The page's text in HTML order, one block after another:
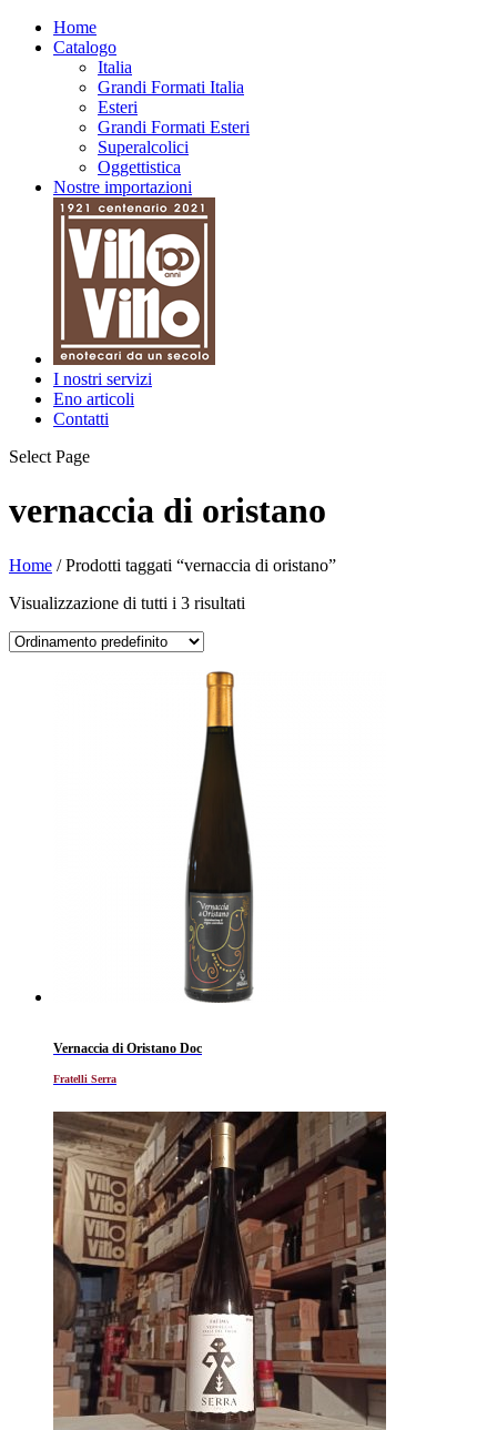
Home
Catalogo
Italia
Grandi Formati Italia
Esteri
Grandi Formati Esteri
Superalcolici
Oggettistica
Nostre importazioni
I nostri servizi
Eno articoli
Contatti
Select Page
vernaccia di oristano
Home / Prodotti taggati “vernaccia di oristano”
Visualizzazione di tutti i 3 risultati
Vernaccia di Oristano Doc
Fratelli Serra